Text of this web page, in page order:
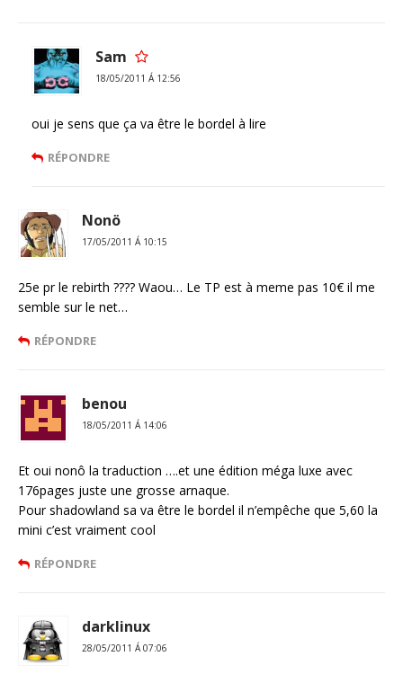
Sam
18/05/2011 Á 12:56
oui je sens que ça va être le bordel à lire
RÉPONDRE
Nonö
17/05/2011 Á 10:15
25e pr le rebirth ???? Waou… Le TP est à meme pas 10€ il me
semble sur le net…
RÉPONDRE
benou
18/05/2011 Á 14:06
Et oui nonô la traduction ….et une édition méga luxe avec
176pages juste une grosse arnaque.
Pour shadowland sa va être le bordel il n’empêche que 5,60 la
mini c’est vraiment cool
RÉPONDRE
darklinux
28/05/2011 Á 07:06